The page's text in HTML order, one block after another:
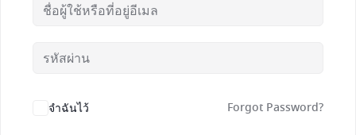
จำฉันไว้ Forgot Password?